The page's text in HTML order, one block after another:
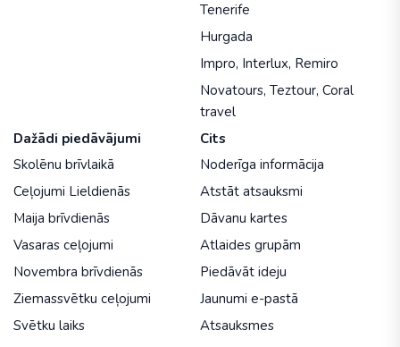
Tenerife
Hurgada
Impro, Interlux, Remiro
Novatours, Teztour, Coral
travel
Dažādi piedāvājumi
Skolēnu brīvlaikā
Ceļojumi Lieldienās
Maija brīvdienās
Vasaras ceļojumi
Novembra brīvdienās
Ziemassvētku ceļojumi
Svētku laiks
Cits
Noderīga informācija
Atstāt atsauksmi
Dāvanu kartes
Atlaides grupām
Piedāvāt ideju
Jaunumi e-pastā
Atsauksmes